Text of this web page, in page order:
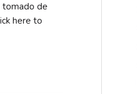
tomado de
here to